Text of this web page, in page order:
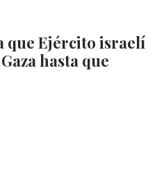
que Ejército israelí
hasta que